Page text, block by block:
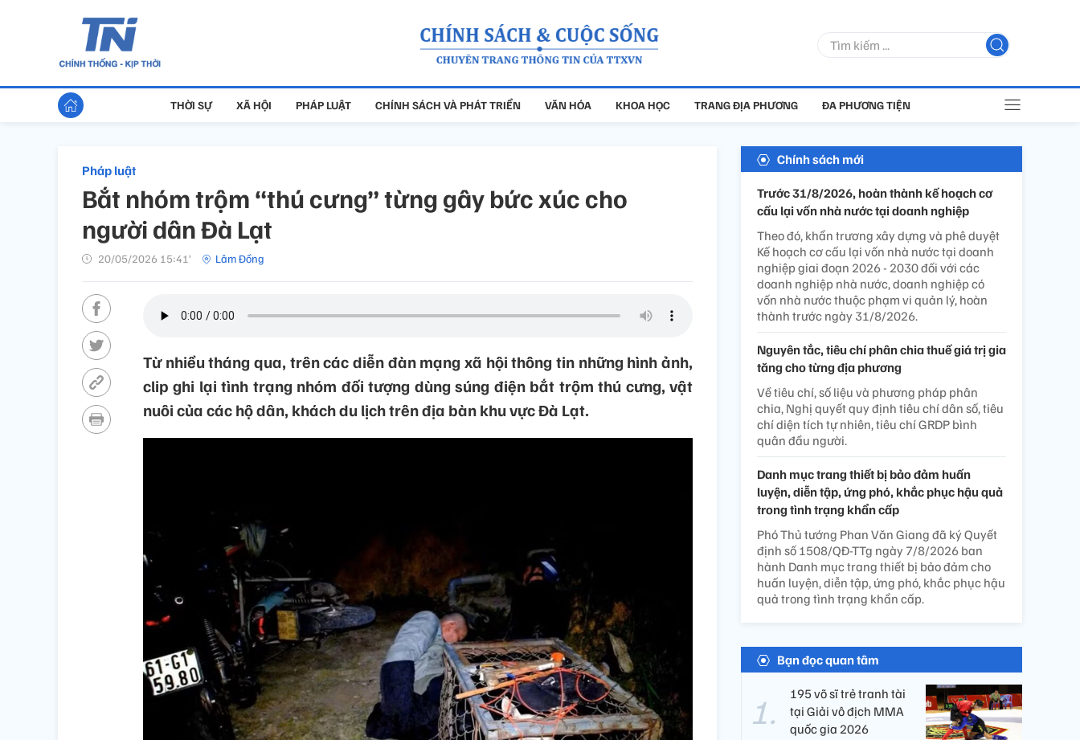
THỜI SỰ XÃ HỘI PHÁP LUẬT CHÍNH SÁCH VÀ PHÁT TRIỂN VĂN HÓA KHOA HỌC TRANG ĐỊA PHƯƠNG ĐA PHƯƠNG TIỆN
Pháp luật
Bắt nhóm trộm “thú cưng” từng gây bức xúc cho
người dân Đà Lạt
20/05/2026 15:41’ Lâm Đồng
Từ nhiều tháng qua, trên các diễn đàn mạng xã hội thông tin những hình ảnh,
clip ghi lại tình trạng nhóm đối tượng dùng súng điện bắt trộm thú cưng, vật
nuôi của các hộ dân, khách du lịch trên địa bàn khu vực Đà Lạt.
Chính sách mới
Trước 31/8/2026, hoàn thành kế hoạch cơ
cấu lại vốn nhà nước tại doanh nghiệp
Theo đó, khẩn trương xây dựng và phê duyệt
Kế hoạch cơ cấu lại vốn nhà nước tại doanh
nghiệp giai đoạn 2026 - 2030 đối với các
doanh nghiệp nhà nước, doanh nghiệp có
vốn nhà nước thuộc phạm vi quản lý, hoàn
thành trước ngày 31/8/2026.
Nguyên tắc, tiêu chí phân chia thuế giá trị gia
tăng cho từng địa phương
Về tiêu chí, số liệu và phương pháp phân
chia, Nghị quyết quy định tiêu chí dân số, tiêu
chí diện tích tự nhiên, tiêu chí GRDP bình
quân đầu người.
Danh mục trang thiết bị bảo đảm huấn
luyện, diễn tập, ứng phó, khắc phục hậu quả
trong tình trạng khẩn cấp
Phó Thủ tướng Phan Văn Giang đã ký Quyết
định số 1508/QĐ-TTg ngày 7/8/2026 ban
hành Danh mục trang thiết bị bảo đảm cho
huấn luyện, diễn tập, ứng phó, khắc phục hậu
quả trong tình trạng khẩn cấp.
Bạn đọc quan tâm
195 võ sĩ trẻ tranh tài
tại Giải vô địch MMA
quốc gia 2026